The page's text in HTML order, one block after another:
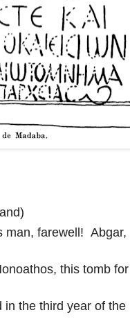
man, farewell! Abgar,
this tomb
in the third year of the